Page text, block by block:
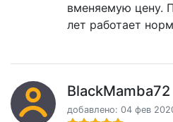
вменяемую цену.
лет работает
BlackMamba72
добавлено: 04 фев